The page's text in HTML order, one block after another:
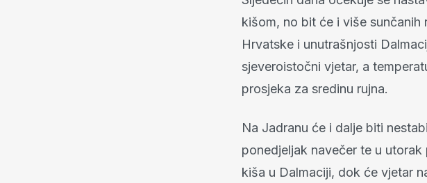
kišom, no bit će i više
Hrvatske i unutrašnjosti
sjeveroistočni vjetar, a
prosjeka za sredinu rujna.
Na Jadranu će i dalje biti
ponedjeljak navečer te u
kiša u Dalmaciji, dok će vjetar